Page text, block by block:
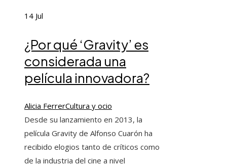
14 Jul
¿Por qué ‘Gravity’ es
considerada una
película innovadora?
Alicia FerrerCultura y ocio
Desde su lanzamiento en 2013, la
película Gravity de Alfonso Cuarón ha
recibido elogios tanto de críticos como
de la industria del cine a nivel